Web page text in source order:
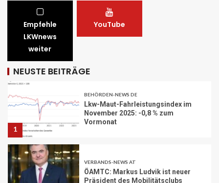
Empfehle
LKWnews
weiter
YouTube
NEUSTE BEITRÄGE
STRASSEN-NEWS CH
A1 Nordumfahrung Zürich: Sanierung
der 2. Röhre des Gubristtunnels
November 2025: -0,8 % zum
Vormonat
2
Präsident des Mobilitätsclubs